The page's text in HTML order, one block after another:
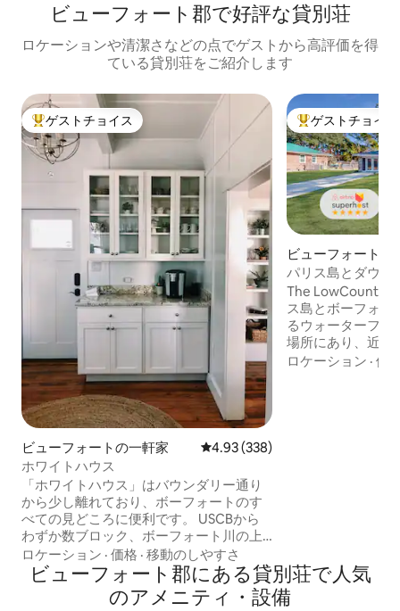
ビューフォート郡で好評な貸別荘
ロケーションや清潔さなどの点でゲストから高評価を得
ている貸別荘をご紹介します
大好評のゲストチョイスです。
ゲストチョイス
ビューフォートの一軒家 レビュー338件、5つ星中4.93つ
4.93 (338)
ホワイトハウス
「ホワイトハウス」はバウンダリー通り
から少し離れており、ボーフォートのす
べての見どころに便利です。 USCBから
わずか数ブロック、ボーフォート川の上
に美しい日の出が見えます。 ボーフォー
トのレストランやショップはすべて徒歩
圏内にあり、近くで自転車をレンタルす
ることもできます。 ボーフォート・ウォ
ロケーション · 価格 · 移動のしやすさ
大好評のゲスト
ゲストチョイス
ビューフォートの
パリス島とダウン
ウス
The LowCountry
ス島とボーフォー
るウォーターフロ
場所にあり、近く
ランがあります
ロケーション ·価
ビューフォート郡にある貸別荘で人気
のアメニティ・設備